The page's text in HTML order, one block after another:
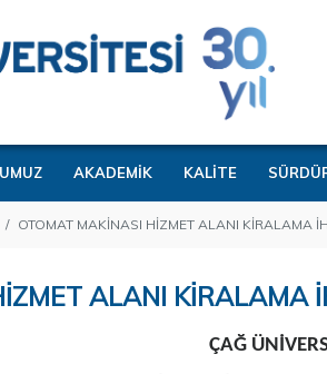
AKADEMİK KALİTE
OTOMAT MAKİNASI HİZMET ALANI KİRALAMA
ALANI KİRALAMA
ÇAĞ